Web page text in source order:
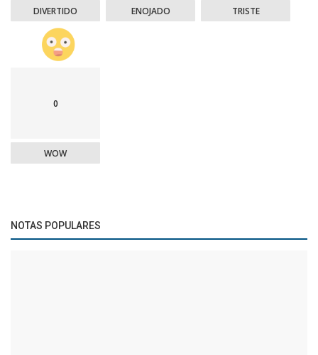
DIVERTIDO ENOJADO TRISTE
0
WOW
NOTAS POPULARES